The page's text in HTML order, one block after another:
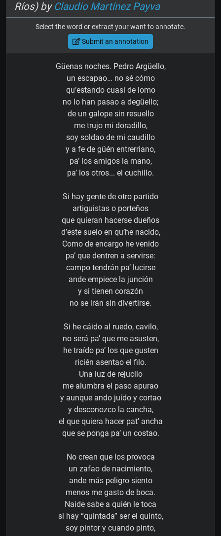
Ríos) by Claudio Martínez Payva
Select the word or extract your want to annotate.
Submit an annotation
Güenas noches. Pedro Argüello,
un escapao… no sé cómo
qu’estando cuasi de lomo
no lo han pasao a degüello;
de un galope sin resuello
me trujo mi doradillo,
soy soldao de mi caudillo
y a fe de güén entrerriano,
pa’ los amigos la mano,
pa’ los otros... el cuchillo.
Si hay gente de otro partido
artiguistas o porteños
que quieran hacerse dueños
d’este suelo en qu’he nacido,
Como de encargo he venido
pa’ que dentren a servirse:
campo tendrán pa’ lucirse
ande empiece la junción
y si tienen corazón
no se irán sin divertirse.
Si he cáido al ruedo, cavilo,
no será pa’ que me asusten,
he traído pa’ los que gusten
ricién asentao el filo.
Una luz de rejucilo
me alumbra el paso apurao
y aunque ando juído y cortao
y desconozco la cancha,
el que quiera hacer pat’ ancha
que se ponga pa’ un costao.
No crean que los provoca
un zafao de nacimiento,
ande más peligro siento
menos me gasto de boca.
Naide sabe a quién le toca
si hay “quintada” ser el quinto,
soy pintor y cuando pinto,